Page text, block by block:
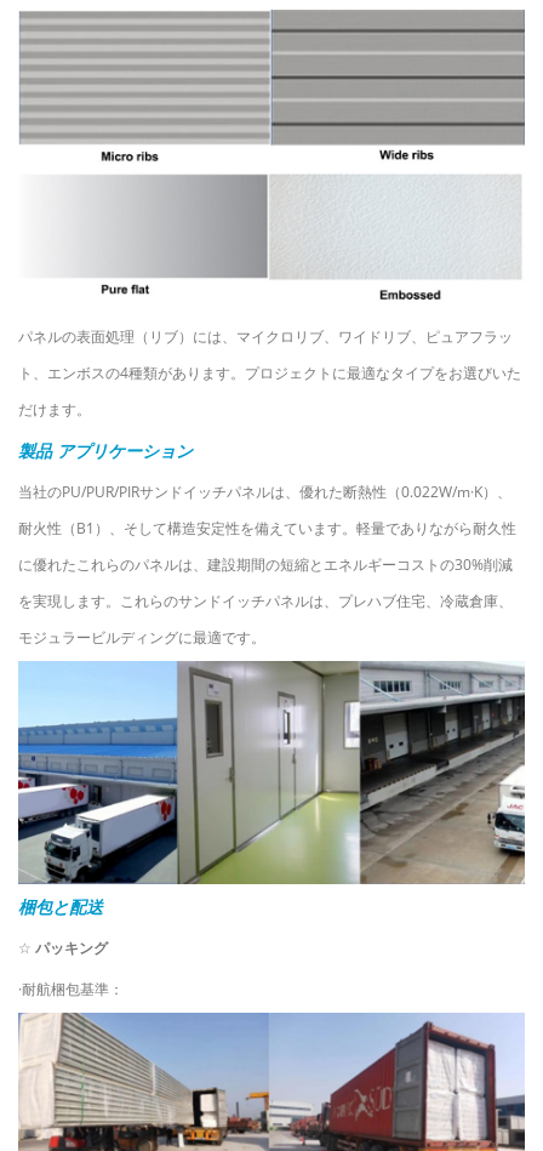
パネルの表面処理（リブ）には、マイクロリブ、ワイドリブ、ピュアフラッ
ト、エンボスの4種類があります。プロジェクトに最適なタイプをお選びいた
だけます。
製品 アプリケーション
当社のPU/PUR/PIRサンドイッチパネルは、優れた断熱性（0.022W/m·K）、
耐火性（B1）、そして構造安定性を備えています。軽量でありながら耐久性
に優れたこれらのパネルは、建設期間の短縮とエネルギーコストの30%削減
を実現します。これらのサンドイッチパネルは、プレハブ住宅、冷蔵倉庫、
モジュラービルディングに最適です。
梱包と配送
☆ パッキング
·耐航梱包基準：